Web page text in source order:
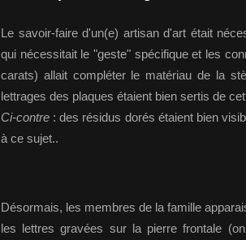
Le savoir-faire d'un(e) artisan d'art était
qui nécessitait le "geste" spécifique et les
carats) allait compléter le matériau de la
lettrages des plaques étaient bien sertis de
Ci-contre : des résidus dorés étaient bien
à ce sujet..
Désormais, les membres de la famille
les lettres gravées sur la pierre frontale